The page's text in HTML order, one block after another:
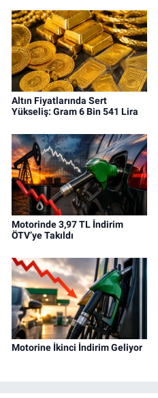
Altın Fiyatlarında Sert
Yükseliş: Gram 6 Bin 541 Lira
Motorinde 3,97 TL İndirim
ÖTV’ye Takıldı
Motorine İkinci İndirim Geliyor